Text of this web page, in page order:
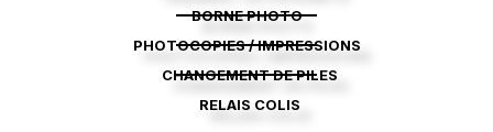
BORNE PHOTO
PHOTOCOPIES / IMPRESSIONS
CHANGEMENT DE PILES
RELAIS COLIS